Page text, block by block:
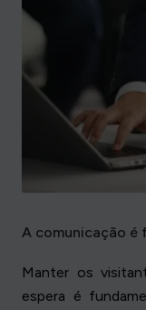
A comunicação é
Manter os
espera é